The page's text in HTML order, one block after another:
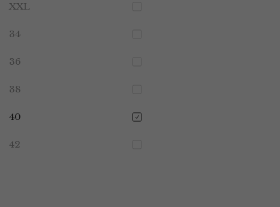
XXL
34
36
38
40
42